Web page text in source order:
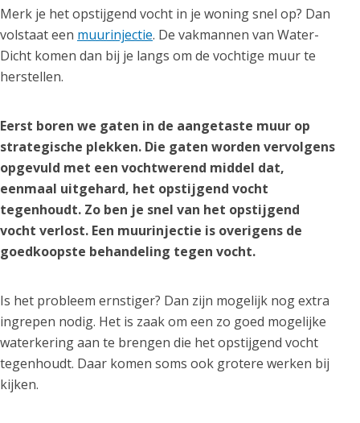
Merk je het opstijgend vocht in je woning snel op? Dan
volstaat een muurinjectie. De vakmannen van Water-
Dicht komen dan bij je langs om de vochtige muur te
herstellen.
Eerst boren we gaten in de aangetaste muur op
strategische plekken. Die gaten worden vervolgens
opgevuld met een vochtwerend middel dat,
eenmaal uitgehard, het opstijgend vocht
tegenhoudt. Zo ben je snel van het opstijgend
vocht verlost. Een muurinjectie is overigens de
goedkoopste behandeling tegen vocht.
Is het probleem ernstiger? Dan zijn mogelijk nog extra
ingrepen nodig. Het is zaak om een zo goed mogelijke
waterkering aan te brengen die het opstijgend vocht
tegenhoudt. Daar komen soms ook grotere werken bij
kijken.